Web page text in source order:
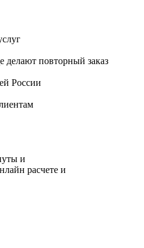
делают повторный заказ
России
и
расчете и